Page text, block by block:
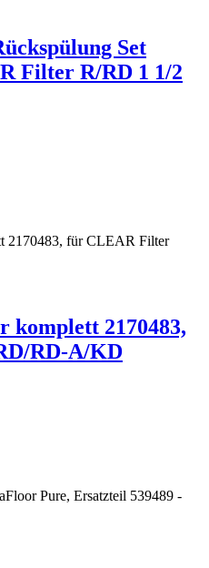
Set
Filter R/RD 1 1/2
komplett 2170483,
RD-A/KD